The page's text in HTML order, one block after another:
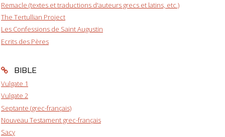
Remacle (textes et traductions d'auteurs grecs et latins, etc.)
The Tertullian Project
Les Confessions de Saint Augustin
Ecrits des Pères
BIBLE
Vulgate 1
Vulgate 2
Septante (grec-français)
Nouveau Testament grec-français
Sacy